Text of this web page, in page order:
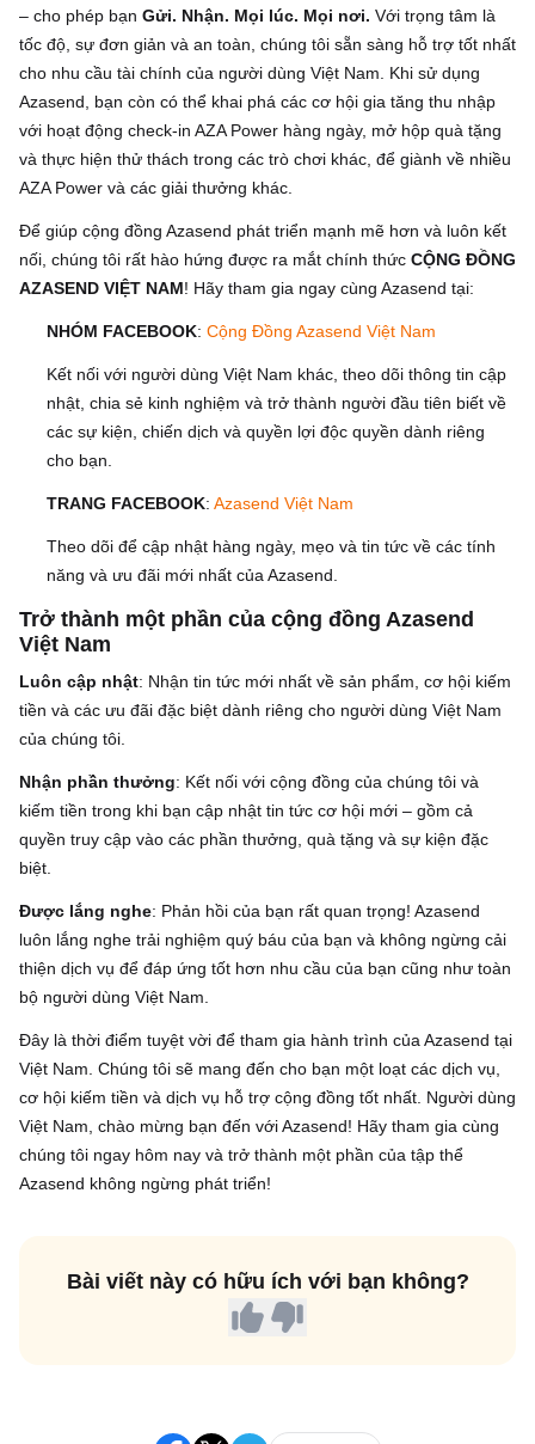
– cho phép bạn Gửi. Nhận. Mọi lúc. Mọi nơi. Với trọng tâm là
tốc độ, sự đơn giản và an toàn, chúng tôi sẵn sàng hỗ trợ tốt nhất
cho nhu cầu tài chính của người dùng Việt Nam. Khi sử dụng
Azasend, bạn còn có thể khai phá các cơ hội gia tăng thu nhập
với hoạt động check-in AZA Power hàng ngày, mở hộp quà tặng
và thực hiện thử thách trong các trò chơi khác, để giành về nhiều
AZA Power và các giải thưởng khác.
Để giúp cộng đồng Azasend phát triển mạnh mẽ hơn và luôn kết
nối, chúng tôi rất hào hứng được ra mắt chính thức CỘNG ĐỒNG
AZASEND VIỆT NAM! Hãy tham gia ngay cùng Azasend tại:
NHÓM FACEBOOK: Cộng Đồng Azasend Việt Nam
Kết nối với người dùng Việt Nam khác, theo dõi thông tin cập
nhật, chia sẻ kinh nghiệm và trở thành người đầu tiên biết về
các sự kiện, chiến dịch và quyền lợi độc quyền dành riêng
cho bạn.
TRANG FACEBOOK: Azasend Việt Nam
Theo dõi để cập nhật hàng ngày, mẹo và tin tức về các tính
năng và ưu đãi mới nhất của Azasend.
Trở thành một phần của cộng đồng Azasend
Việt Nam
Luôn cập nhật: Nhận tin tức mới nhất về sản phẩm, cơ hội kiếm
tiền và các ưu đãi đặc biệt dành riêng cho người dùng Việt Nam
của chúng tôi.
Nhận phần thưởng: Kết nối với cộng đồng của chúng tôi và
kiếm tiền trong khi bạn cập nhật tin tức cơ hội mới – gồm cả
quyền truy cập vào các phần thưởng, quà tặng và sự kiện đặc
biệt.
Được lắng nghe: Phản hồi của bạn rất quan trọng! Azasend
luôn lắng nghe trải nghiệm quý báu của bạn và không ngừng cải
thiện dịch vụ để đáp ứng tốt hơn nhu cầu của bạn cũng như toàn
bộ người dùng Việt Nam.
Đây là thời điểm tuyệt vời để tham gia hành trình của Azasend tại
Việt Nam. Chúng tôi sẽ mang đến cho bạn một loạt các dịch vụ,
cơ hội kiếm tiền và dịch vụ hỗ trợ cộng đồng tốt nhất. Người dùng
Việt Nam, chào mừng bạn đến với Azasend! Hãy tham gia cùng
chúng tôi ngay hôm nay và trở thành một phần của tập thể
Azasend không ngừng phát triển!
Bài viết này có hữu ích với bạn không?